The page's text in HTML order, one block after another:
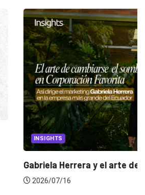
arte de cambiarse...